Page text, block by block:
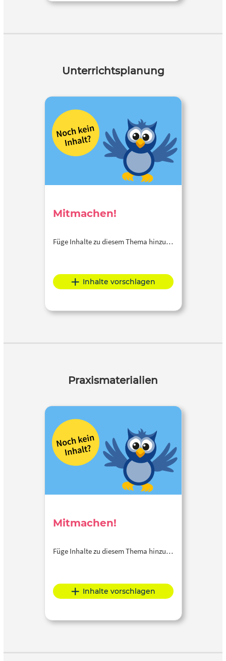
Unterrichtsplanung
Mitmachen!
Füge Inhalte zu diesem Thema hinzu…
Inhalte vorschlagen
Praxismaterialien
Mitmachen!
Füge Inhalte zu diesem Thema hinzu…
Inhalte vorschlagen